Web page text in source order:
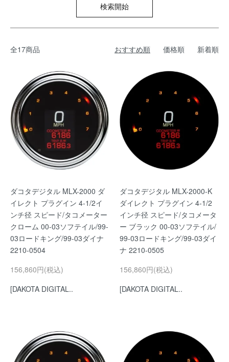
検索開始
全17商品 おすすめ順 価格順 新着順
ダコタデジタル MLX-2000 ダ
イレクト プラグイン 4-1/2イ
ンチ径 スピード/タコメーター
クローム 00-03ソフテイル/99-
03ロードキング/99-03ダイナ
2210-0504
156,860円(税込)
[DAKOTA DIGITAL..
ダコタデジタル MLX-2000-K
ダイレクト プラグイン 4-1/2
インチ径 スピード/タコメータ
ー ブラック 00-03ソフテイル/
99-03ロードキング/99-03ダイ
ナ 2210-0505
156,860円(税込)
[DAKOTA DIGITAL..